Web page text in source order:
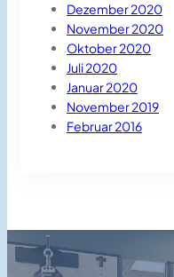
Dezember 2020
November 2020
Oktober 2020
Juli 2020
Januar 2020
November 2019
Februar 2016